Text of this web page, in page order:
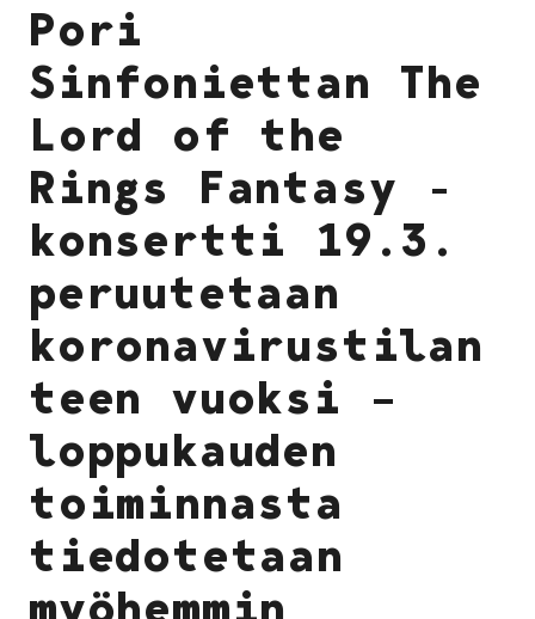
Pori
Sinfoniettan The
Lord of the
Rings Fantasy -
konsertti 19.3.
peruutetaan
koronavirustilan
teen vuoksi –
loppukauden
toiminnasta
tiedotetaan
myöhemmin